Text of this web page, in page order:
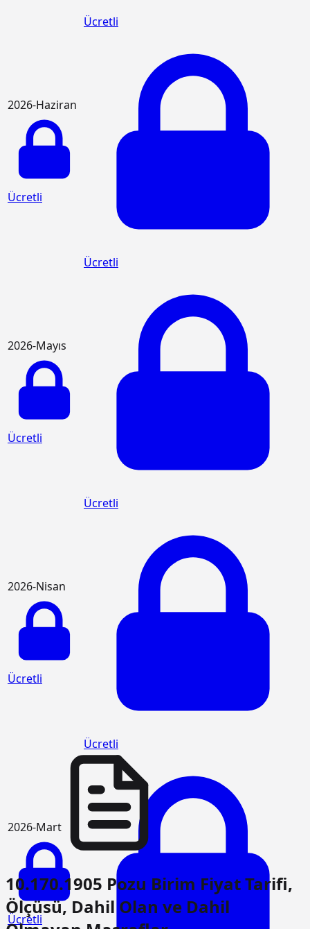
Ücretli
2026-Haziran
Ücretli
Ücretli
2026-Mayıs
Ücretli
Ücretli
2026-Nisan
Ücretli
Ücretli
2026-Mart
Ücretli
10.170.1905 Pozu Birim Fiyat Tarifi,
Ölçüsü, Dahil Olan ve Dahil